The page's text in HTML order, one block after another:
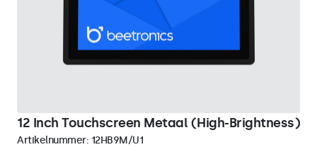
12 Inch Touchscreen Metaal (High-Brightness)
Artikelnummer: 12HB9M/U1